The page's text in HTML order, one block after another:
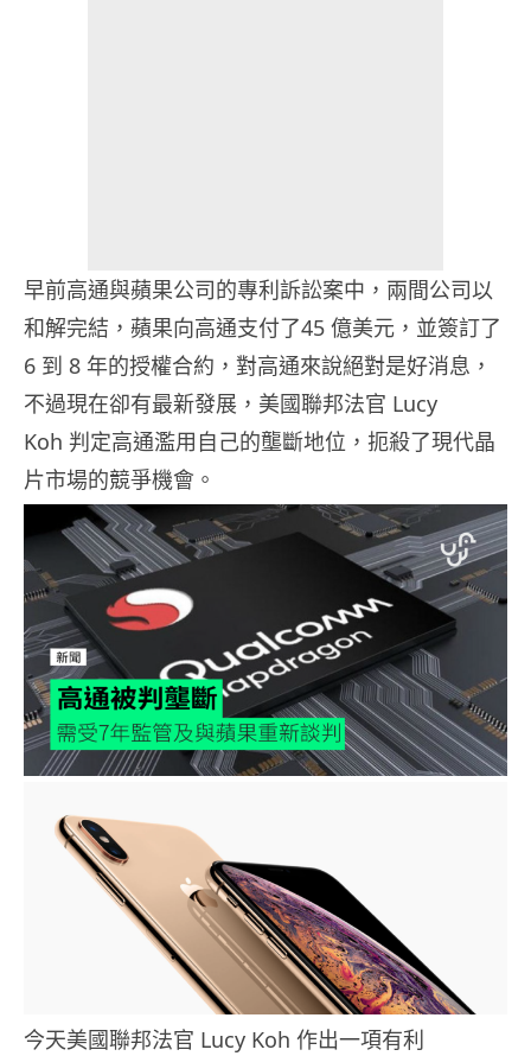
早前高通與蘋果公司的專利訴訟案中，兩間公司以
和解完結，蘋果向高通支付了45 億美元，並簽訂了
6 到 8 年的授權合約，對高通來說絕對是好消息，
不過現在卻有最新發展，美國聯邦法官 Lucy
Koh 判定高通濫用自己的壟斷地位，扼殺了現代晶
片市場的競爭機會。
今天美國聯邦法官 Lucy Koh 作出一項有利